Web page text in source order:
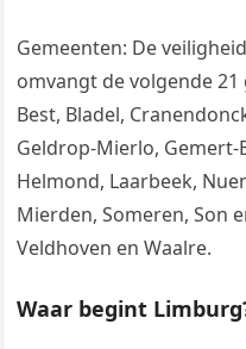
Gemeenten: De
omvangt de volgende
Best, Bladel,
Geldrop-Mierlo, Gemert-
Helmond, Laarbeek,
Mierden, Someren, Son
Veldhoven en Waalre.
Waar begint